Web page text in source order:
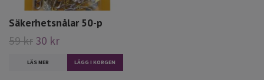
Säkerhetsnålar 50-p
59 kr 30 kr
LÄS MER